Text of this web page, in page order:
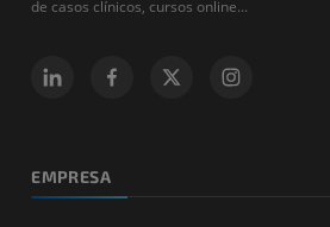
de casos clínicos, cursos online...
EMPRESA